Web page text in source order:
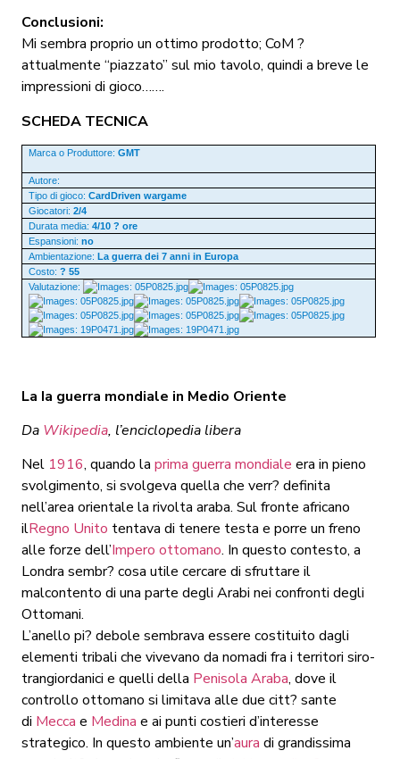
Conclusioni:
Mi sembra proprio un ottimo prodotto; CoM ?
attualmente “piazzato” sul mio tavolo, quindi a breve le
impressioni di gioco…….
SCHEDA TECNICA
Marca o Produttore:GMT
Autore:
Tipo di gioco:CardDriven wargame
Giocatori:2/4
Durata media:4/10 ? ore
Espansioni:no
Ambientazione: La guerra dei 7 anni in Europa
Costo:? 55
Valutazione:
La Ia guerra mondiale in Medio Oriente
Da Wikipedia, l’enciclopedia libera
Nel 1916, quando la prima guerra mondiale era in pieno
svolgimento, si svolgeva quella che verr? definita
nell’area orientale la rivolta araba. Sul fronte africano
ilRegno Unito tentava di tenere testa e porre un freno
alle forze dell’Impero ottomano. In questo contesto, a
Londra sembr? cosa utile cercare di sfruttare il
malcontento di una parte degli Arabi nei confronti degli
Ottomani.
L’anello pi? debole sembrava essere costituito dagli
elementi tribali che vivevano da nomadi fra i territori siro-
trangiordanici e quelli della Penisola Araba, dove il
controllo ottomano si limitava alle due citt? sante
di Mecca e Medina e ai punti costieri d’interesse
strategico. In questo ambiente un’aura di grandissima